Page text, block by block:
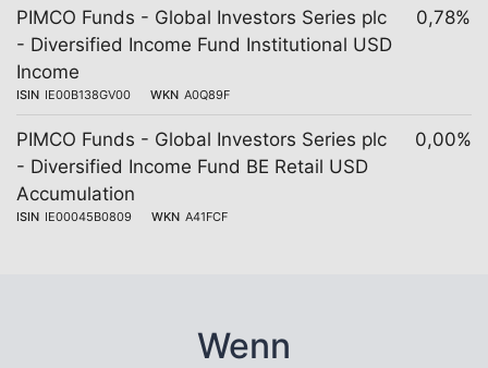
PIMCO Funds - Global Investors Series plc
- Diversified Income Fund Institutional USD
Income
ISIN IE00B138GV00 WKN A0Q89F
0,78%
PIMCO Funds - Global Investors Series plc
- Diversified Income Fund BE Retail USD
Accumulation
ISIN IE00045B0809 WKN A41FCF
0,00%
Wenn